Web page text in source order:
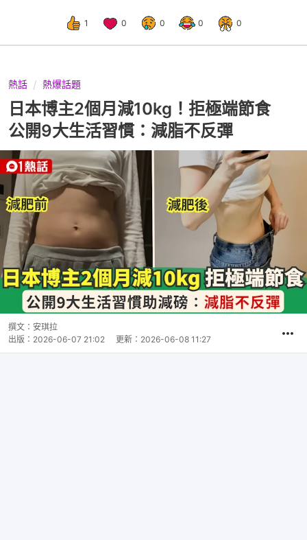
1 0 0 0 0
熱話 熱爆話題
日本博主2個月減10kg！拒極端節食
公開9大生活習慣：減脂不反彈
撰文： 安琪拉
出版： 2026-06-07 21:02 更新： 2026-06-08 11:27